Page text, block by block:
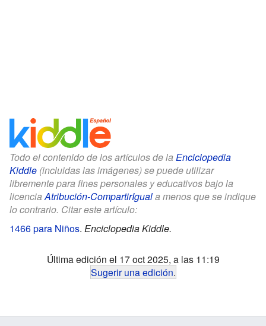
Todo el contenido de los artículos de la Enciclopedia
Kiddle (incluidas las imágenes) se puede utilizar
libremente para fines personales y educativos bajo la
licenciaAtribución-CompartirIguala menos que se indique
lo contrario. Citar este artículo:
1466 para Niños. Enciclopedia Kiddle.
Última edición el 17 oct 2025, a las 11:19
Sugerir una edición.